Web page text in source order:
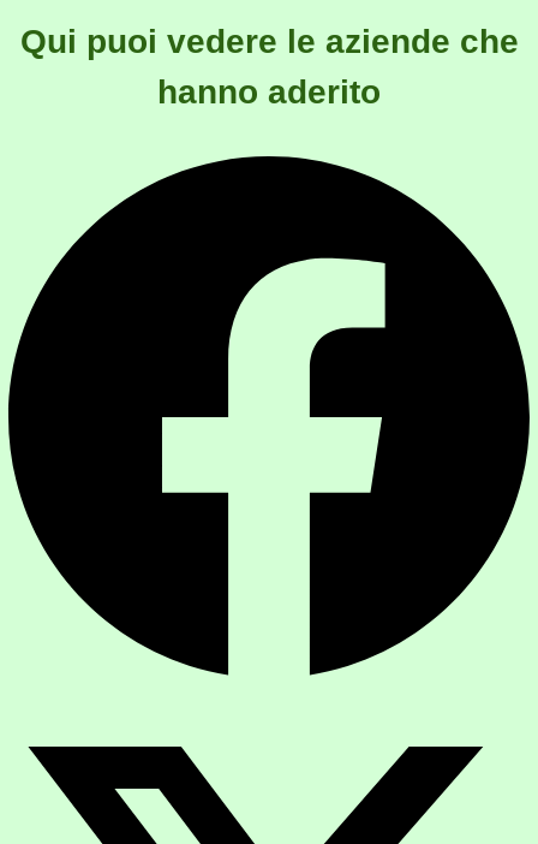
Qui puoi vedere le aziende che
hanno aderito